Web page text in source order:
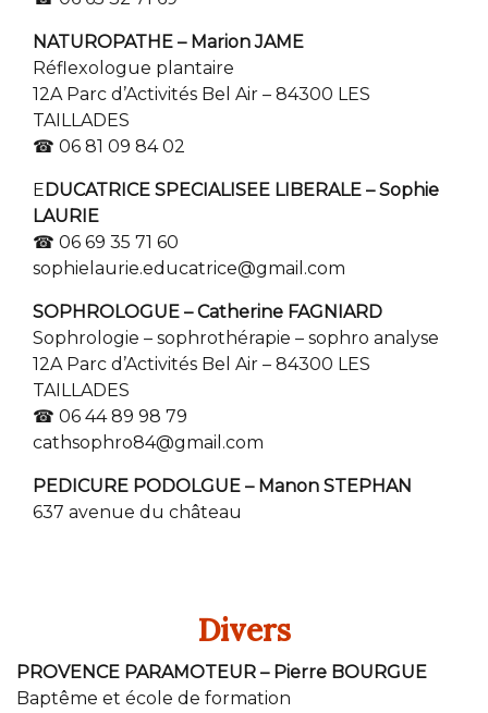
NATUROPATHE – Marion JAME
Réflexologue plantaire
12A Parc d’Activités Bel Air – 84300 LES
TAILLADES
☎ 06 81 09 84 02
E DUCATRICE SPECIALISEE LIBERALE – Sophie
LAURIE
☎ 06 69 35 71 60
sophielaurie.educatrice@gmail.com
SOPHROLOGUE – Catherine FAGNIARD
Sophrologie – sophrothérapie – sophro analyse
12A Parc d’Activités Bel Air – 84300 LES
TAILLADES
☎ 06 44 89 98 79
cathsophro84@gmail.com
PEDICURE PODOLGUE – Manon STEPHAN
637 avenue du château
Divers
PROVENCE PARAMOTEUR – Pierre BOURGUE
Baptême et école de formation